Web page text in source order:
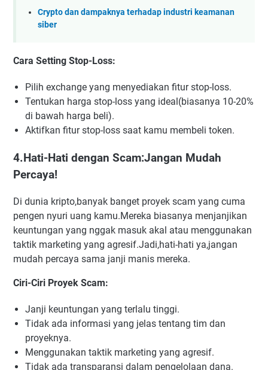
Crypto dan dampaknya terhadap industri keamanan
siber
Cara Setting Stop-Loss:
Pilih exchange yang menyediakan fitur stop-loss.
Tentukan harga stop-loss yang ideal(biasanya 10-20%
di bawah harga beli).
Aktifkan fitur stop-loss saat kamu membeli token.
4.Hati-Hati dengan Scam:Jangan Mudah
Percaya!
Di dunia kripto,banyak banget proyek scam yang cuma
pengen nyuri uang kamu.Mereka biasanya menjanjikan
keuntungan yang nggak masuk akal atau menggunakan
taktik marketing yang agresif.Jadi,hati-hati ya,jangan
mudah percaya sama janji manis mereka.
Ciri-Ciri Proyek Scam:
Janji keuntungan yang terlalu tinggi.
Tidak ada informasi yang jelas tentang tim dan
proyeknya.
Menggunakan taktik marketing yang agresif.
Tidak ada transparansi dalam pengelolaan dana.